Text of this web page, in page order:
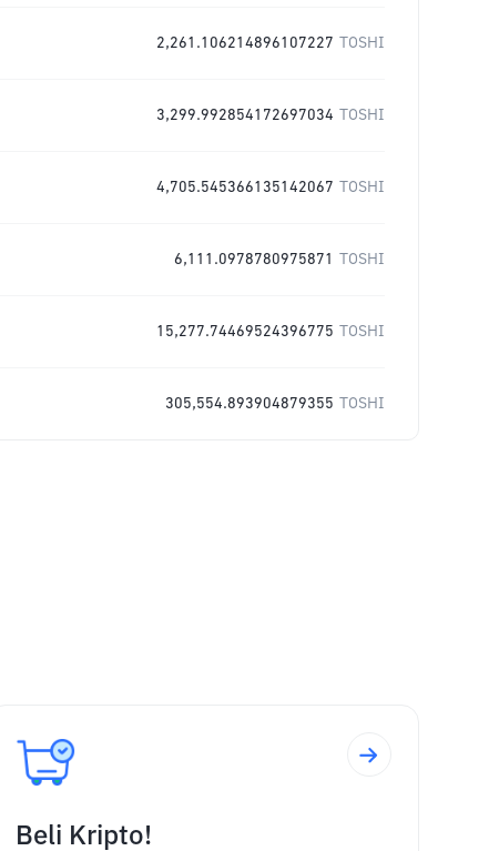
2,261.106214896107227 TOSHI
3,299.992854172697034 TOSHI
4,705.545366135142067 TOSHI
6,111.0978780975871 TOSHI
15,277.74469524396775 TOSHI
305,554.893904879355 TOSHI
Beli Kripto!